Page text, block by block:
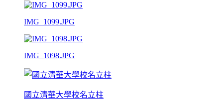
IMG_1099.JPG
IMG_1098.JPG
國立清華大學校名立柱